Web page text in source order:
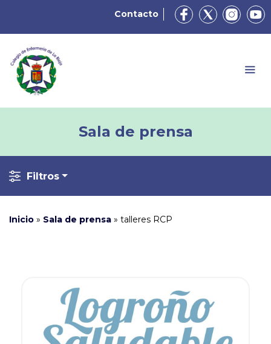
Contacto
Sala de prensa
Filtros
Inicio » Sala de prensa » talleres RCP